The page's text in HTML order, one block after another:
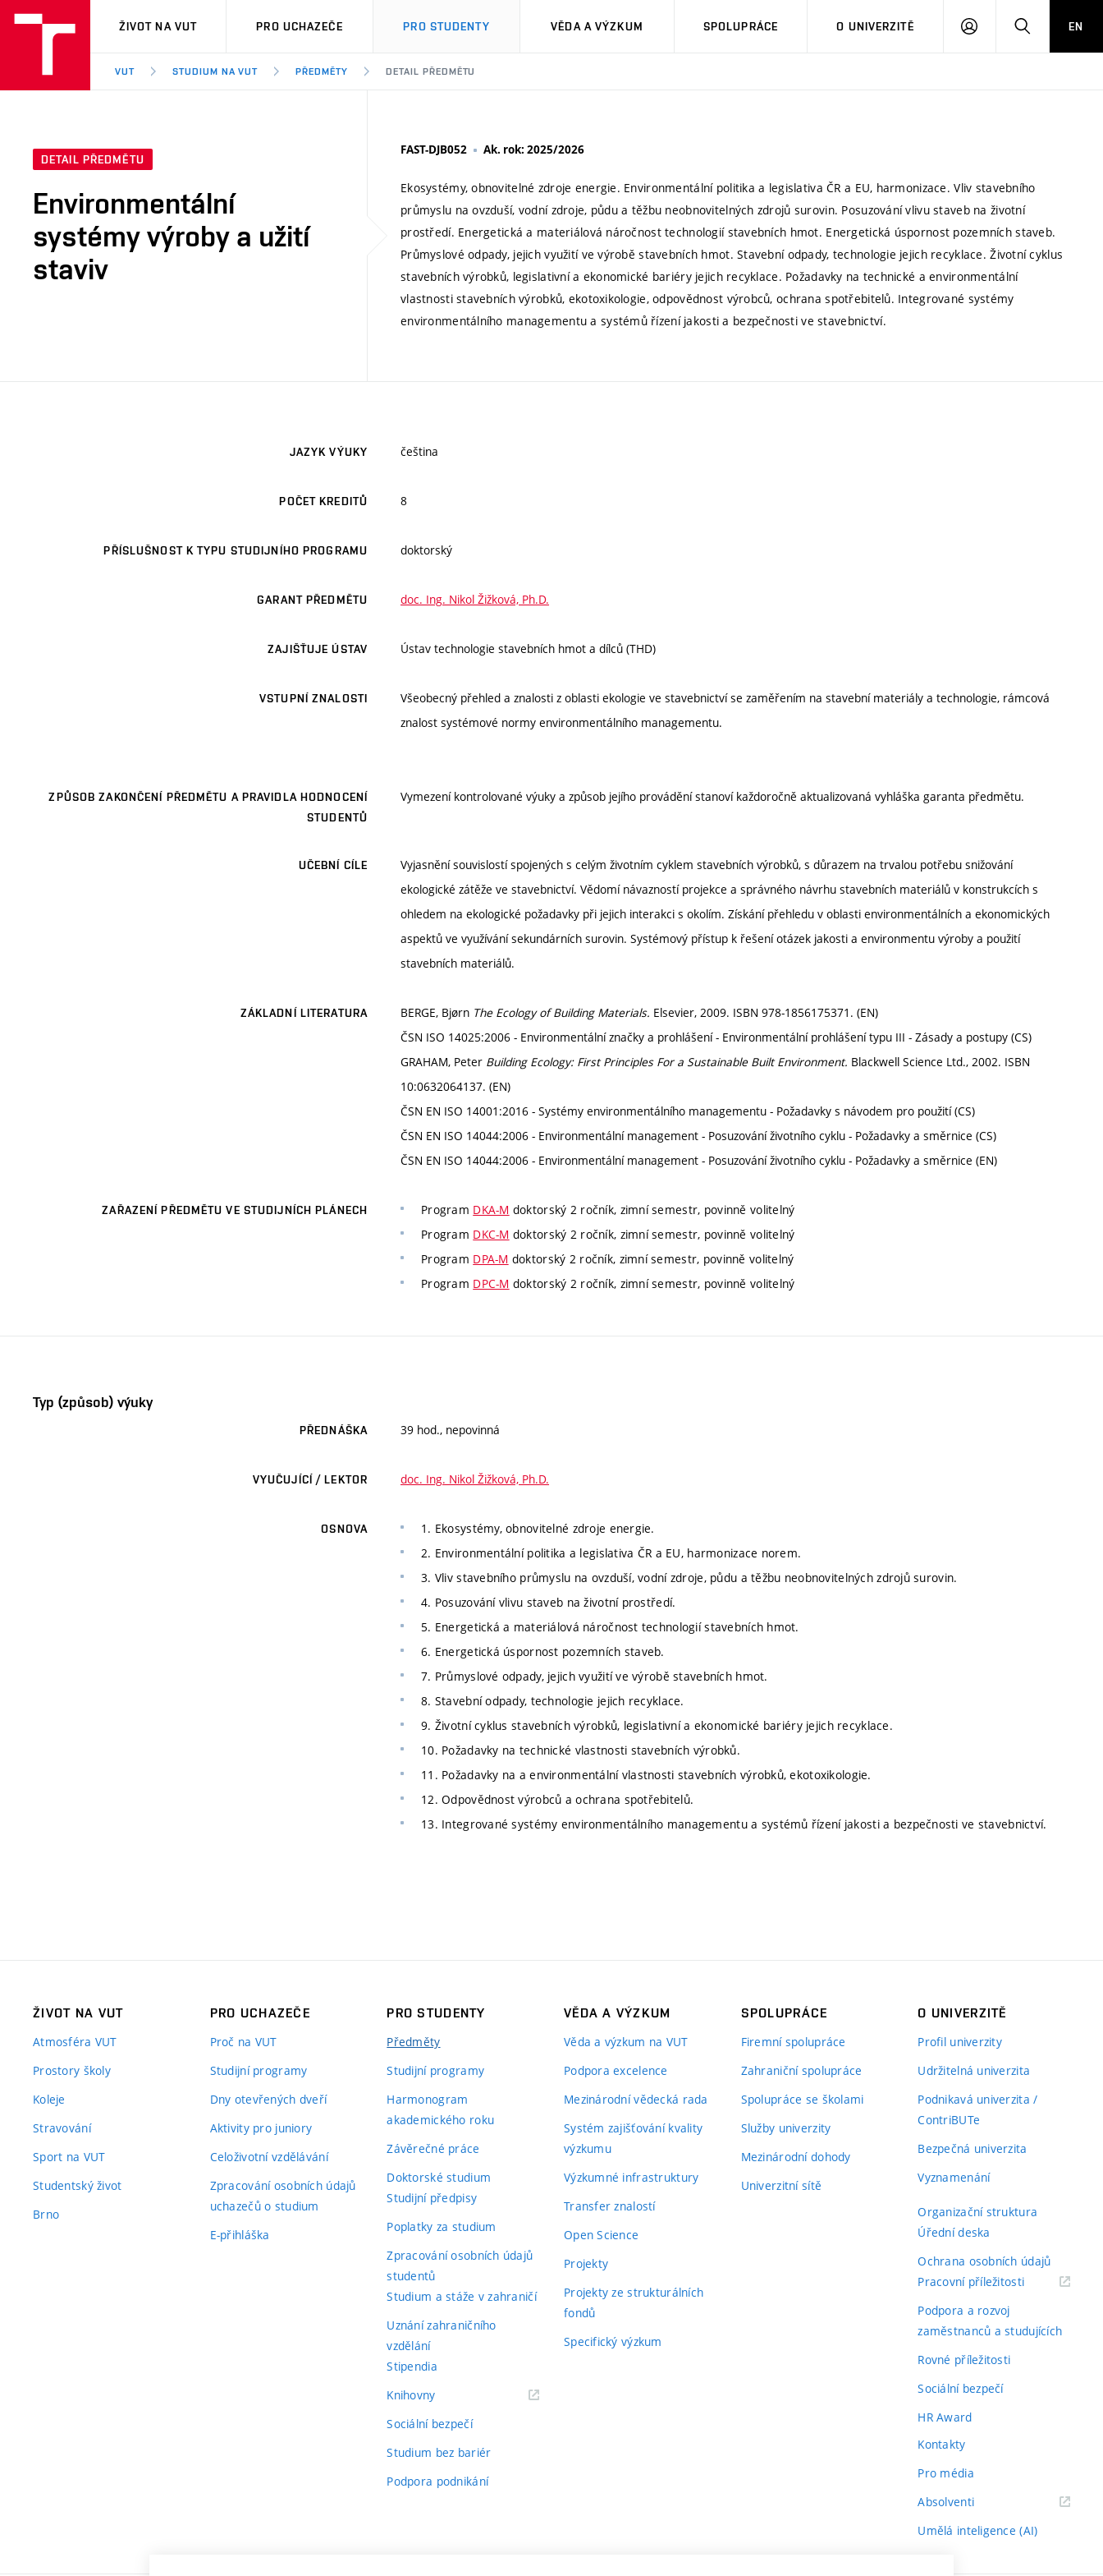
VUT
ŽIVOT NA VUT PRO UCHAZEČE PRO STUDENTY VĚDA A VÝZKUM SPOLUPRÁCE O UNIVERZITĚ
PŘIHLÁSIT HLEDATEN
VUT STUDIUM NA VUT PŘEDMĚTY DETAIL PŘEDMĚTU
DETAIL PŘEDMĚTU
Environmentální
systémy výroby a užití
staviv
FAST-DJB052 Ak. rok: 2025/2026
Ekosystémy, obnovitelné zdroje energie. Environmentální politika a legislativa ČR a EU, harmonizace. Vliv stavebního
průmyslu na ovzduší, vodní zdroje, půdu a těžbu neobnovitelných zdrojů surovin. Posuzování vlivu staveb na životní
prostředí. Energetická a materiálová náročnost technologií stavebních hmot. Energetická úspornost pozemních staveb.
Průmyslové odpady, jejich využití ve výrobě stavebních hmot. Stavební odpady, technologie jejich recyklace. Životní cyklus
stavebních výrobků, legislativní a ekonomické bariéry jejich recyklace. Požadavky na technické a environmentální
vlastnosti stavebních výrobků, ekotoxikologie, odpovědnost výrobců, ochrana spotřebitelů. Integrované systémy
environmentálního managementu a systémů řízení jakosti a bezpečnosti ve stavebnictví.
JAZYK VÝUKY čeština
POČET KREDITŮ 8
PŘÍSLUŠNOST K TYPU STUDIJNÍHO PROGRAMU doktorský
GARANT PŘEDMĚTU doc. Ing. Nikol Žižková, Ph.D.
ZAJIŠŤUJE ÚSTAV Ústav technologie stavebních hmot a dílců (THD)
VSTUPNÍ ZNALOSTI
Všeobecný přehled a znalosti z oblasti ekologie ve stavebnictví se zaměřením na stavební materiály a technologie, rámcová
znalost systémové normy environmentálního managementu.
ZPŮSOB ZAKONČENÍ PŘEDMĚTU A PRAVIDLA HODNOCENÍ
STUDENTŮ
Vymezení kontrolované výuky a způsob jejího provádění stanoví každoročně aktualizovaná vyhláška garanta předmětu.
UČEBNÍ CÍLE
Vyjasnění souvislostí spojených s celým životním cyklem stavebních výrobků, s důrazem na trvalou potřebu snižování
ekologické zátěže ve stavebnictví. Vědomí návazností projekce a správného návrhu stavebních materiálů v konstrukcích s
ohledem na ekologické požadavky při jejich interakci s okolím. Získání přehledu v oblasti environmentálních a ekonomických
aspektů ve využívání sekundárních surovin. Systémový přístup k řešení otázek jakosti a environmentu výroby a použití
stavebních materiálů.
ZÁKLADNÍ LITERATURA BERGE, Bjørn The Ecology of Building Materials. Elsevier, 2009. ISBN 978-1856175371. (EN)
ČSN ISO 14025:2006 - Environmentální značky a prohlášení - Environmentální prohlášení typu III - Zásady a postupy (CS)
GRAHAM, Peter Building Ecology: First Principles For a Sustainable Built Environment. Blackwell Science Ltd., 2002. ISBN
10:0632064137. (EN)
ČSN EN ISO 14001:2016 - Systémy environmentálního managementu - Požadavky s návodem pro použití (CS)
ČSN EN ISO 14044:2006 - Environmentální management - Posuzování životního cyklu - Požadavky a směrnice (CS)
ČSN EN ISO 14044:2006 - Environmentální management - Posuzování životního cyklu - Požadavky a směrnice (EN)
ZAŘAZENÍ PŘEDMĚTU VE STUDIJNÍCH PLÁNECH Program DKA-M doktorský 2 ročník, zimní semestr, povinně volitelný
Program DKC-M doktorský 2 ročník, zimní semestr, povinně volitelný
Program DPA-M doktorský 2 ročník, zimní semestr, povinně volitelný
Program DPC-M doktorský 2 ročník, zimní semestr, povinně volitelný
Typ (způsob) výuky
PŘEDNÁŠKA 39 hod., nepovinná
VYUČUJÍCÍ / LEKTOR doc. Ing. Nikol Žižková, Ph.D.
OSNOVA
1. Ekosystémy, obnovitelné zdroje energie.
2. Environmentální politika a legislativa ČR a EU, harmonizace norem.
3. Vliv stavebního průmyslu na ovzduší, vodní zdroje, půdu a těžbu neobnovitelných zdrojů surovin.
4. Posuzování vlivu staveb na životní prostředí.
5. Energetická a materiálová náročnost technologií stavebních hmot.
6. Energetická úspornost pozemních staveb.
7. Průmyslové odpady, jejich využití ve výrobě stavebních hmot.
8. Stavební odpady, technologie jejich recyklace.
9. Životní cyklus stavebních výrobků, legislativní a ekonomické bariéry jejich recyklace.
10. Požadavky na technické vlastnosti stavebních výrobků.
11. Požadavky na a environmentální vlastnosti stavebních výrobků, ekotoxikologie.
12. Odpovědnost výrobců a ochrana spotřebitelů.
13. Integrované systémy environmentálního managementu a systémů řízení jakosti a bezpečnosti ve stavebnictví.
ŽIVOT NA VUT
Atmosféra VUT
Prostory školy
Koleje
Stravování
Sport na VUT
Studentský život
Brno
PRO UCHAZEČE
Proč na VUT
Studijní programy
Dny otevřených dveří
Aktivity pro juniory
Celoživotní vzdělávání
Zpracování osobních údajů
uchazečů o studium
E-přihláška
PRO STUDENTY
Předměty
Studijní programy
Harmonogram
akademického roku
Závěrečné práce
Doktorské studium
Studijní předpisy
Poplatky za studium
Zpracování osobních údajů
studentů
Studium a stáže v zahraničí
Uznání zahraničního
vzdělání
Stipendia
Knihovny(externí
Sociální bezpečí
Studium bez bariér
Podpora podnikání
VĚDA A VÝZKUM
Věda a výzkum na VUT
Podpora excelence
Mezinárodní vědecká rada
Systém zajišťování kvality
výzkumu
Výzkumné infrastruktury
Transfer znalostí
Open Science
Projekty
Projekty ze strukturálních
fondů
Specifický výzkum
SPOLUPRÁCE
Firemní spolupráce
Zahraniční spolupráce
Spolupráce se školami
Služby univerzity
Mezinárodní dohody
Univerzitní sítě
O UNIVERZITĚ
Profil univerzity
Udržitelná univerzita
Podnikavá univerzita /
ContriBUTe
Bezpečná univerzita
Vyznamenání
Organizační struktura
Úřední deska
Ochrana osobních údajů
Pracovní příležitosti(externí
Podpora a rozvoj
zaměstnanců a studujících
Rovné příležitosti
Sociální bezpečí
HR Award
Kontakty
Pro média
Absolventi(externí
Umělá inteligence (AI)